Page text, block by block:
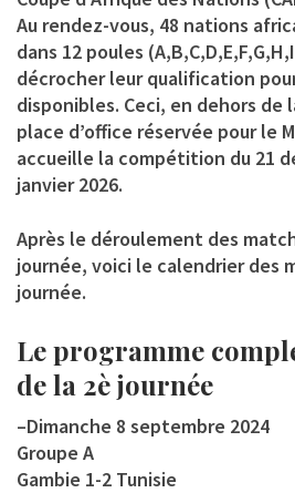
Au rendez-vous, 48 nations
dans 12 poules
décrocher leur qualification
disponibles. Ceci, en dehors de
place d’office réservée pour le
accueille la compétition du 21
janvier 2026.
Après le déroulement des
journée, voici le calendrier des
journée.
Le programme
de la 2è journée
–Dimanche 8 septembre 2024
Groupe A
Gambie 1-2 Tunisie